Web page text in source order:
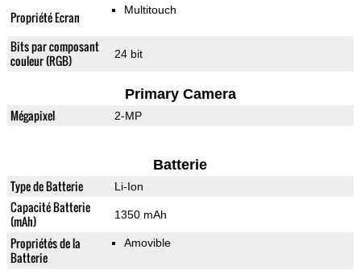
Propriété Ecran Multitouch
Bits par composant
couleur (RGB)
24 bit
Primary Camera
Mégapixel 2-MP
Batterie
Type de Batterie Li-Ion
Capacité Batterie
(mAh)
1350 mAh
Propriétés de la
Batterie
Amovible